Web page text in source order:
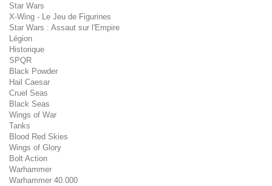
Star Wars
X-Wing - Le Jeu de Figurines
Star Wars : Assaut sur l'Empire
Légion
Historique
SPQR
Black Powder
Hail Caesar
Cruel Seas
Black Seas
Wings of War
Tanks
Blood Red Skies
Wings of Glory
Bolt Action
Warhammer
Warhammer 40.000